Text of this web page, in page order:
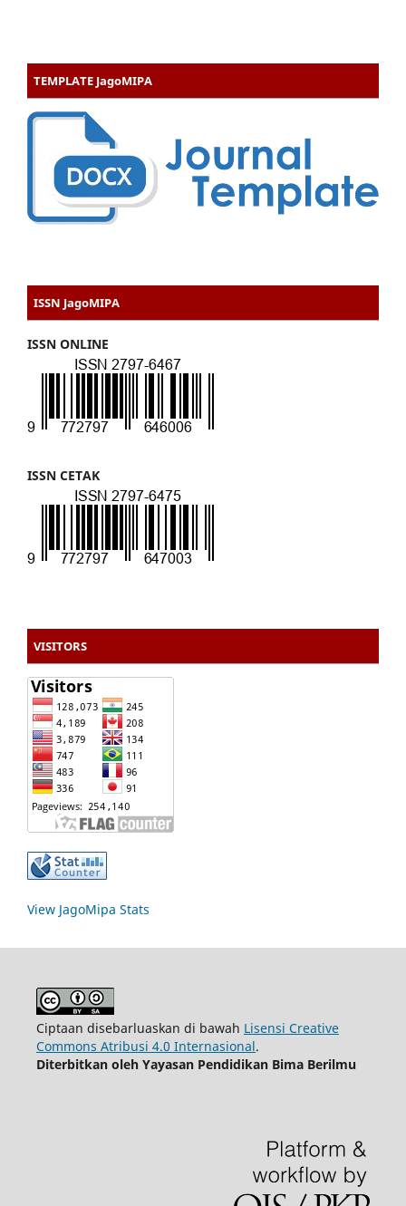
TEMPLATE JagoMIPA
ISSN JagoMIPA
ISSN ONLINE
ISSN CETAK
VISITORS
View JagoMipa Stats
Ciptaan disebarluaskan di bawah Lisensi Creative
Commons Atribusi 4.0 Internasional.
Diterbitkan oleh Yayasan Pendidikan Bima Berilmu